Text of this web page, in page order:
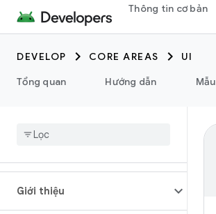
Thông tin cơ bản
DEVELOP CORE AREAS
UI
Tổng quan
Hướng dẫn Mẫu
Giới thiệu